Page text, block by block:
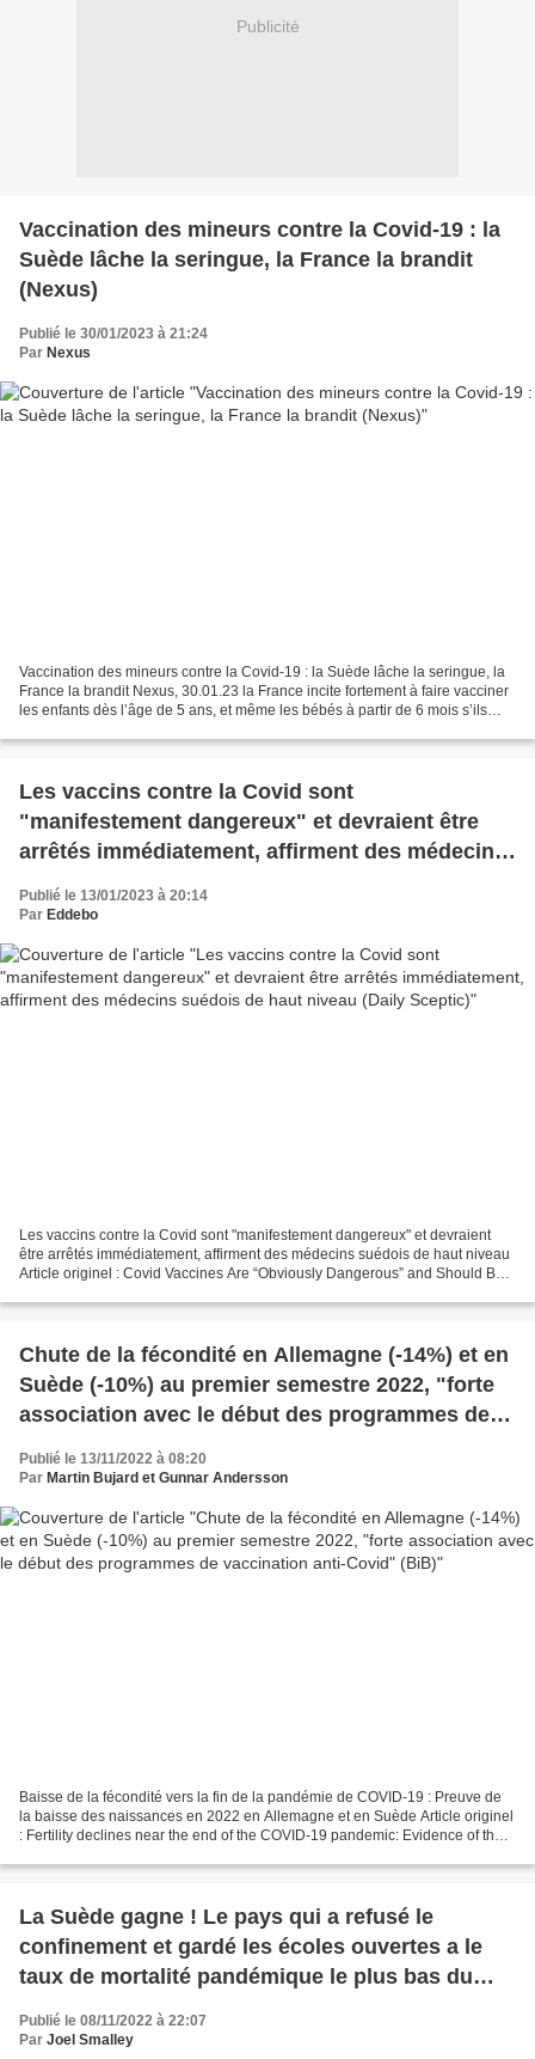
Publicité
Vaccination des mineurs contre la Covid-19 : la
Suède lâche la seringue, la France la brandit
(Nexus)
Publié le 30/01/2023 à 21:24
Par Nexus
Vaccination des mineurs contre la Covid-19 : la Suède lâche la seringue, la
France la brandit Nexus, 30.01.23 la France incite fortement à faire vacciner
les enfants dès l’âge de 5 ans, et même les bébés à partir de 6 mois s’ils
Les vaccins contre la Covid sont
"manifestement dangereux" et devraient être
arrêtés immédiatement, affirment des médecins
suédois de haut niveau (Daily Sceptic)
Publié le 13/01/2023 à 20:14
Par Eddebo
Les vaccins contre la Covid sont "manifestement dangereux" et devraient
être arrêtés immédiatement, affirment des médecins suédois de haut niveau
Article originel : Covid Vaccines Are “Obviously Dangerous” and Should Be
Chute de la fécondité en Allemagne (-14%) et en
Suède (-10%) au premier semestre 2022, "forte
association avec le début des programmes de
Publié le 13/11/2022 à 08:20
Par Martin Bujard et Gunnar Andersson
Baisse de la fécondité vers la fin de la pandémie de COVID-19 : Preuve de
la baisse des naissances en 2022 en Allemagne et en Suède Article originel
: Fertility declines near the end of the COVID-19 pandemic: Evidence of the
La Suède gagne ! Le pays qui a refusé le
confinement et gardé les écoles ouvertes a le
taux de mortalité pandémique le plus bas du
monde (Substack)
Publié le 08/11/2022 à 22:07
Par Joel Smalley